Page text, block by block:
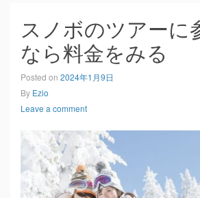
スノボのツアーに
なら料金をみる
Posted on 2024年1月9日
By Ezio
Leave a comment